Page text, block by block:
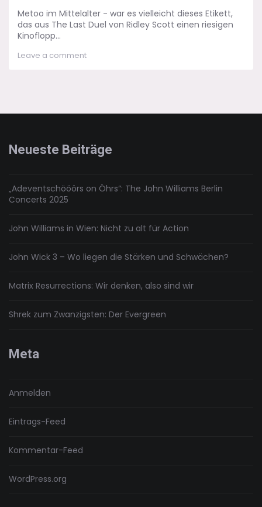
Metoo im Mittelalter - war es vielleicht dieses Etikett,
das aus The Last Duel von Ridley Scott einen riesigen
Kinoflopp...
Leave a commenton
Neueste Beiträge
„Adeventschööörs on Öhrs“: The John Williams Berlin
Concerts 2025
John Williams in Wien: Nicht zu alt für Action
John Wick 3 – Wo liegen die Stärken und Schwächen?
Matrix Resurrections: Wir denken, also sind wir
Shrek zum Zwanzigsten: Der Evergreen
Meta
Anmelden
Eintrags-Feed
Kommentar-Feed
WordPress.org